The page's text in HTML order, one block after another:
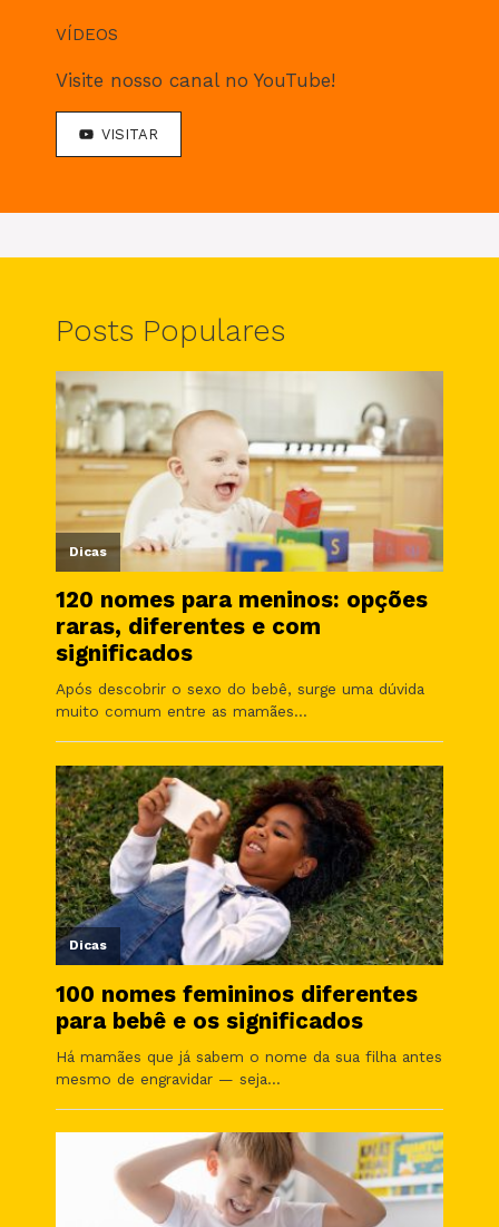
VÍDEOS
Visite nosso canal no YouTube!
VISITAR
Posts Populares